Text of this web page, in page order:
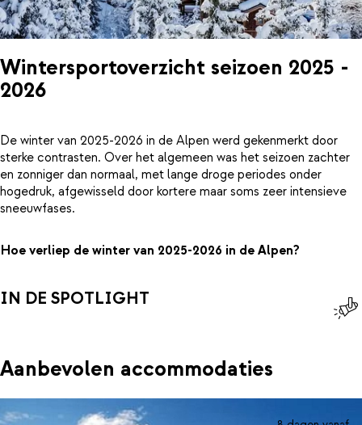
Wintersportoverzicht seizoen 2025 -
2026
De winter van 2025-2026 in de Alpen werd gekenmerkt door
sterke contrasten. Over het algemeen was het seizoen zachter
en zonniger dan normaal, met lange droge periodes onder
hogedruk, afgewisseld door kortere maar soms zeer intensieve
sneeuwfases.
Hoe verliep de winter van 2025-2026 in de Alpen?
IN DE SPOTLIGHT
Aanbevolen accommodaties